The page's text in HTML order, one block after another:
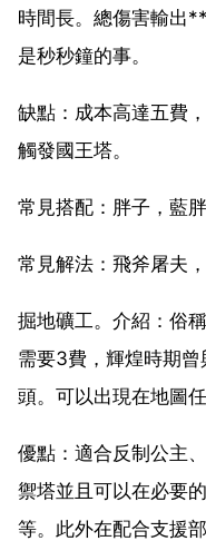
時間長。總傷害輸出
是秒秒鐘的事。
缺點：成本高達五費
觸發國王塔。
常見搭配：胖子，藍胖
常見解法：飛斧屠夫
掘地礦工。介紹：俗
需要3費，輝煌時期
頭。可以出現在地圖
優點：適合反制公主
禦塔並且可以在必要
等。此外在配合支援